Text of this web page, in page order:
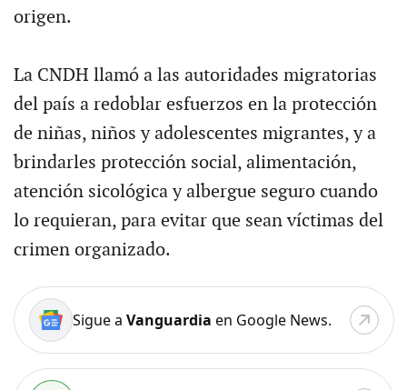
origen.
La CNDH llamó a las autoridades migratorias
del país a redoblar esfuerzos en la protección
de niñas, niños y adolescentes migrantes, y a
brindarles protección social, alimentación,
atención sicológica y albergue seguro cuando
lo requieran, para evitar que sean víctimas del
crimen organizado.
Sigue a Vanguardia en Google News.